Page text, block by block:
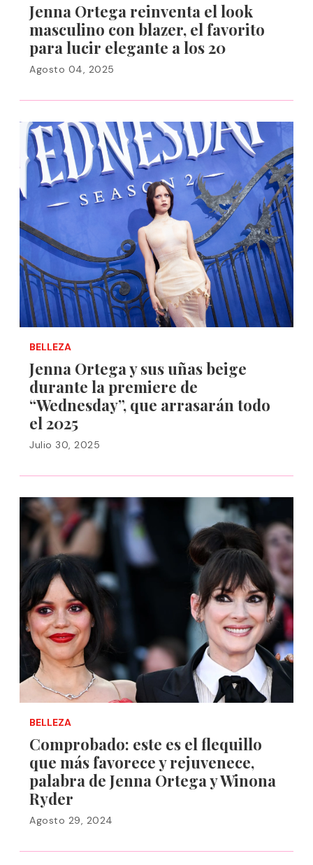
Jenna Ortega reinventa el look
masculino con blazer, el favorito
para lucir elegante a los 20
Agosto 04, 2025
BELLEZA
Jenna Ortega y sus uñas beige
durante la premiere de
“Wednesday”, que arrasarán todo
el 2025
Julio 30, 2025
BELLEZA
Comprobado: este es el flequillo
que más favorece y rejuvenece,
palabra de Jenna Ortega y Winona
Ryder
Agosto 29, 2024